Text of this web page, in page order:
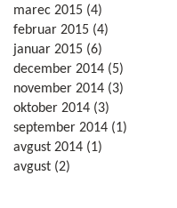
marec 2015 (4)
februar 2015 (4)
januar 2015 (6)
december 2014 (5)
november 2014 (3)
oktober 2014 (3)
september 2014 (1)
avgust 2014 (1)
avgust (2)